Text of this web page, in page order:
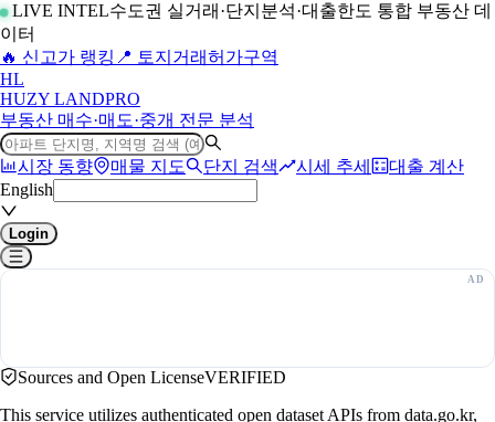
LIVE INTEL수도권 실거래·단지분석·대출한도 통합 부동산 데
이터
🔥 신고가 랭킹 📍 토지거래허가구역
HL
HUZY LANDPRO
부동산 매수·매도·중개 전문 분석
시장 동향 매물 지도 단지 검색 시세 추세
대출 계산
English
Login
Sources and Open LicenseVERIFIED
This service utilizes authenticated open dataset APIs from data.go.kr,